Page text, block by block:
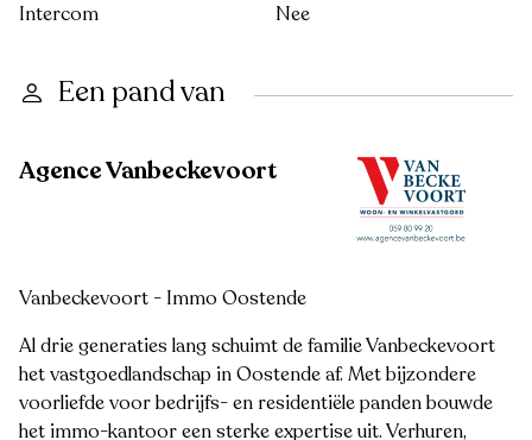
Intercom
Nee
Een pand van
Agence Vanbeckevoort
Vanbeckevoort - Immo Oostende
Al drie generaties lang schuimt de familie Vanbeckevoort
het vastgoedlandschap in Oostende af. Met bijzondere
voorliefde voor bedrijfs- en residentiële panden bouwde
het immo-kantoor een sterke expertise uit. Verhuren,